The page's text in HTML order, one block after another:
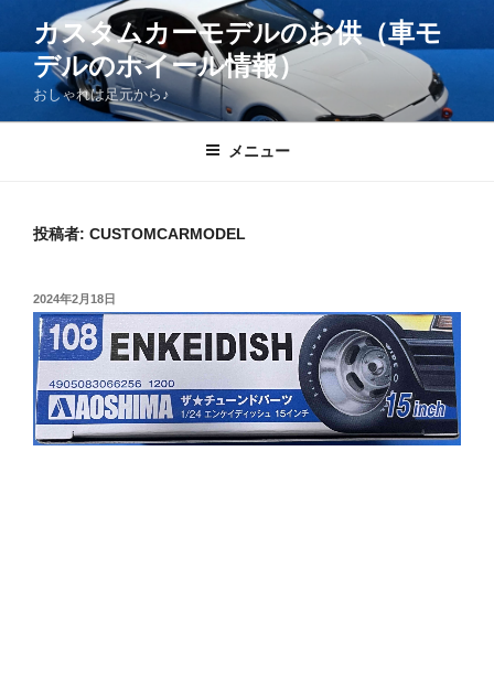
ツ
カスタムカーモデルのお供（車モ
デルのホイール情報）
おしゃれは足元から♪
メニュー
投稿者: CUSTOMCARMODEL
投
稿
日:
2024年2月18日